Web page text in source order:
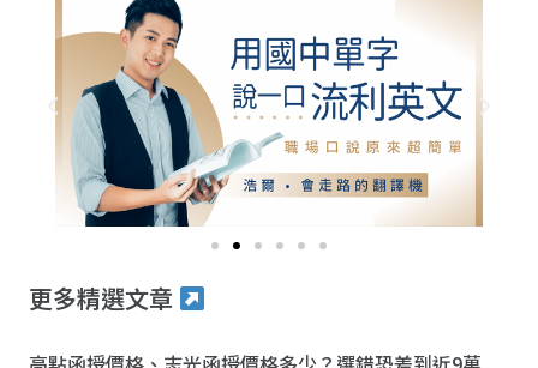
更多精選文章